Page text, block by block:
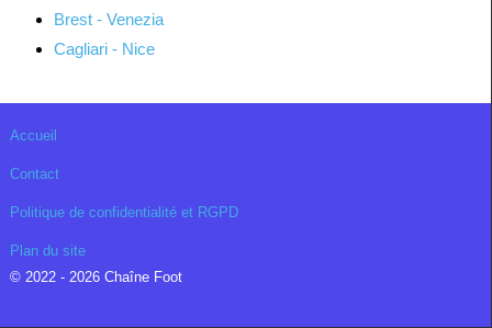
Brest - Venezia
Cagliari - Nice
Accueil
Contact
Politique de confidentialité et RGPD
Plan du site
© 2022 - 2026 Chaîne Foot